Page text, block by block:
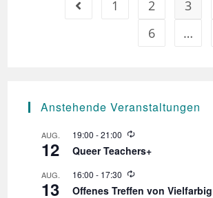
Gehe zur vorherigen Seite
1 2 3
6
…
Anstehende Veranstaltungen
AUG.
12
19:00 -21:00
W
e
e
r
Queer Teachers+
AUG.
13
16:00 - 17:30
W
e
Offenes Treffen von Vielfarbig